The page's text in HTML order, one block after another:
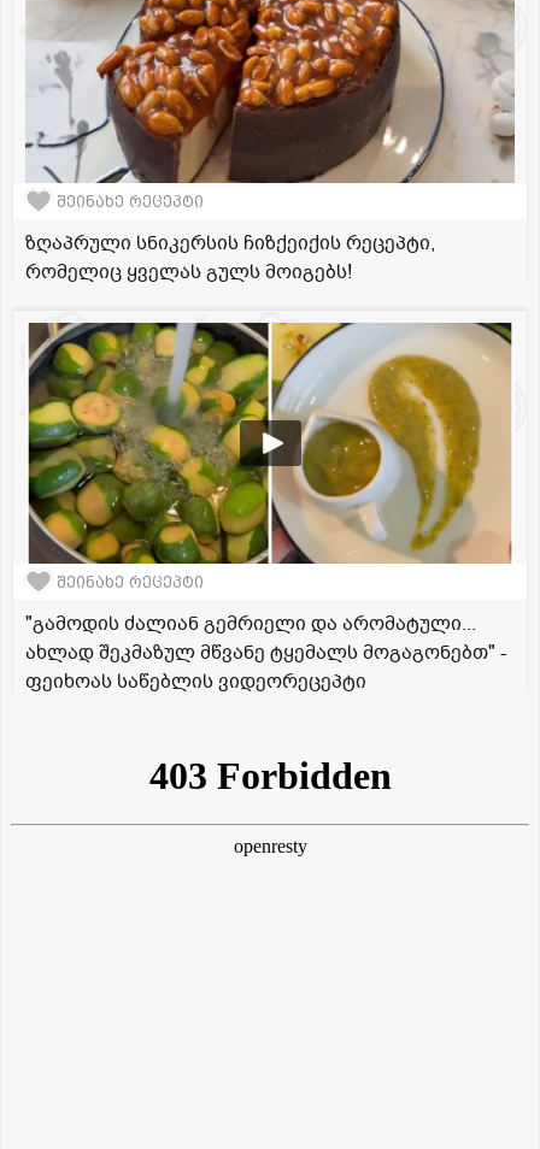
შეინახე რეცეპტი
ზღაპრული სნიკერსის ჩიზქეიქის რეცეპტი,
რომელიც ყველას გულს მოიგებს!
შეინახე რეცეპტი
"გამოდის ძალიან გემრიელი და არომატული...
ახლად შეკმაზულ მწვანე ტყემალს მოგაგონებთ" -
ფეიხოას საწებლის ვიდეორეცეპტი